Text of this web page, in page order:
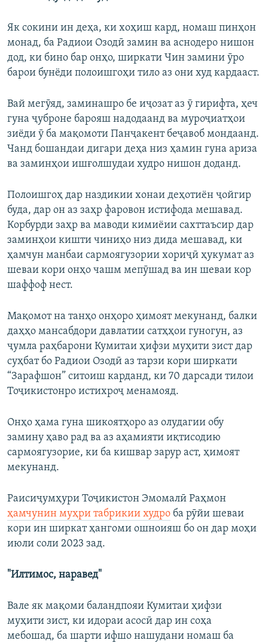
Як сокини ин деҳа, ки хоҳиш кард, номаш пинҳон
монад, ба Радиои Озодӣ замин ва аснодеро нишон
дод, ки бино бар онҳо, ширкати Чин замини ӯро
барои бунёди полоишгоҳи тило аз они худ кардааст.
Вай мегӯяд, заминашро бе иҷозат аз ӯ гирифта, ҳеч
гуна ҷуброне барояш надодаанд ва муроҷиатҳои
зиёди ӯ ба мақомоти Панҷакент беҷавоб мондаанд.
Чанд бошандаи дигари деҳа низ ҳамин гуна ариза
ва заминҳои ишғолшудаи худро нишон доданд.
Полоишгоҳ дар наздикии хонаи деҳотиён ҷойгир
буда, дар он аз заҳр фаровон истифода мешавад.
Корбурди заҳр ва маводи кимиёии сахттаъсир дар
заминҳои кишти чиниҳо низ дида мешавад, ки
ҳамчун манбаи сармоягузории хориҷӣ ҳукумат аз
шеваи кори онҳо чашм мепӯшад ва ин шеваи кор
шаффоф нест.
Мақомот на танҳо онҳоро ҳимоят мекунанд, балки
даҳҳо мансабдори давлатии сатҳҳои гуногун, аз
ҷумла раҳбарони Кумитаи ҳифзи муҳити зист дар
суҳбат бо Радиои Озодӣ аз тарзи кори ширкати
“Зарафшон” ситоиш карданд, ки 70 дарсади тилои
Тоҷикистонро истихроҷ менамояд.
Онҳо ҳама гуна шикоятҳоро аз олудагии обу
замину ҳаво рад ва аз аҳамияти иқтисодию
сармоягузорие, ки ба кишвар зарур аст, ҳимоят
мекунанд.
Раисиҷумҳури Тоҷикистон Эмомалӣ Раҳмон
ҳамчунин муҳри табрикии худро ба рӯйи шеваи
кори ин ширкат ҳангоми ошноияш бо он дар моҳи
июли соли 2023 зад.
"Илтимос, наравед"
Вале як мақоми баландпояи Кумитаи ҳифзи
муҳити зист, ки идораи асосӣ дар ин соҳа
мебошад, ба шарти ифшо нашудани номаш ба